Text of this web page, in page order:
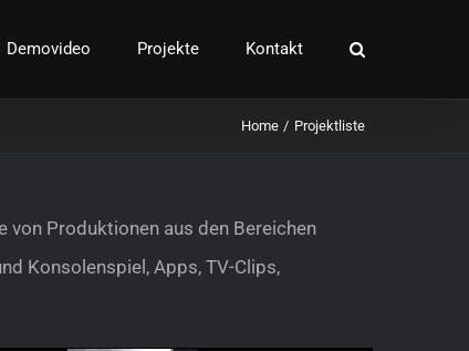
Demovideo Projekte Kontakt
Home Projektliste
von Produktionen aus den Bereichen
Konsolenspiel, Apps, TV-Clips,